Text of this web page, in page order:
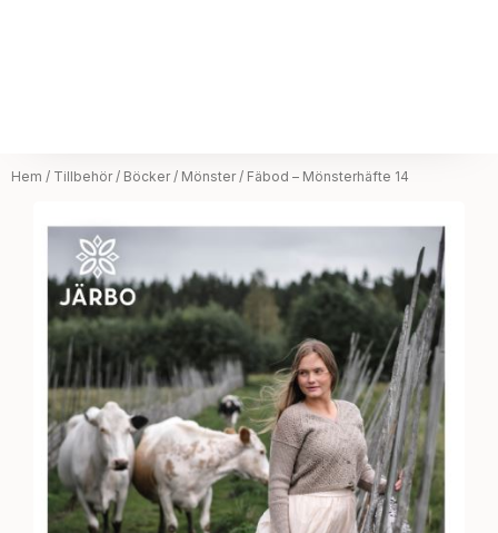
Hem / Tillbehör/ Böcker / Mönster/ Fäbod – Mönsterhäfte 14